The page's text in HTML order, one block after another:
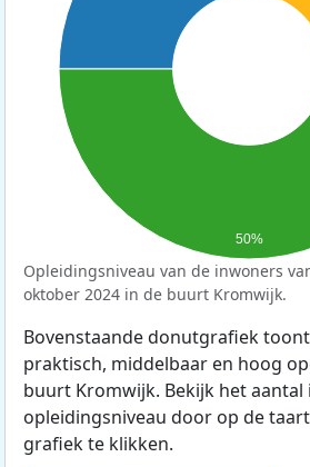
50%
Opleidingsniveau van de inwoners
oktober 2024 in de buurt Kromwijk.
Bovenstaande donutgrafiek
praktisch, middelbaar en hoog
buurt Kromwijk. Bekijk het
opleidingsniveau door op de
grafiek te klikken.